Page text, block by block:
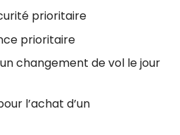
prioritaire
prioritaire
changement de vol le jour
l’achat d’un